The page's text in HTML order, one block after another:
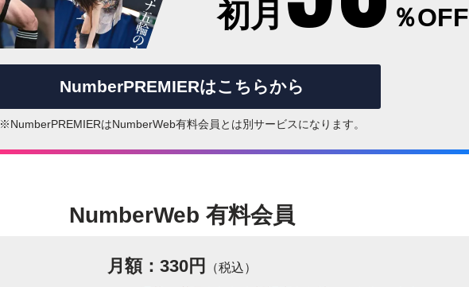
初月 ％OFF
NumberPREMIERはこちらから
※NumberPREMIERはNumberWeb有料会員とは別サービスになります。
NumberWeb 有料会員
月額：330円
（税込）